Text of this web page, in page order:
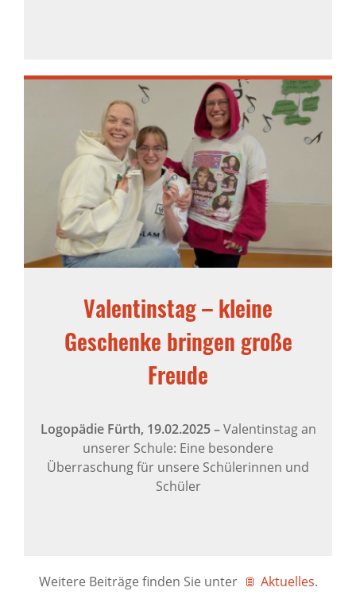
Valentinstag – kleine
Geschenke bringen große
Freude
Logopädie Fürth, 19.02.2025–Valentinstag an
unserer Schule: Eine besondere
Überraschung für unsere Schülerinnen und
Schüler
Weitere Beiträge finden Sie unter Aktuelles.